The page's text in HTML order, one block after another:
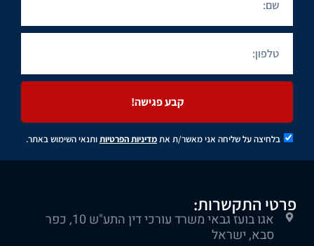
בלחיצה על שליחה אני מאשר/ת אתמדיניות הפרטיותותנאי השימוש באתר.
קבע פגישה!
פרטי התקשרות:
אגו בועז גבאי משרד עורכי דין התע"ש 10, כפר
סבא, ישראל